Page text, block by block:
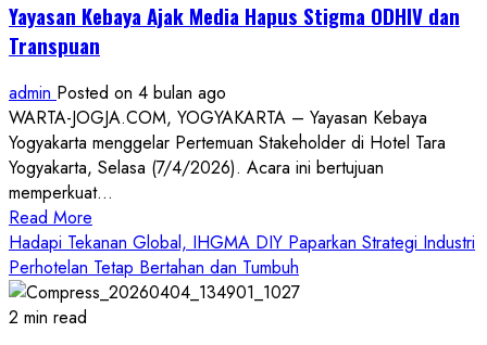
Jaya
Gunungkidul
Makna,
Gelar
Tasyakuran
dan
Doa
Bersama
Yayasan Kebaya Ajak Media Hapus Stigma ODHIV dan
Transpuan
admin Posted on 4 bulan ago
WARTA-JOGJA.COM, YOGYAKARTA – Yayasan Kebaya
Yogyakarta menggelar Pertemuan Stakeholder di Hotel Tara
Yogyakarta, Selasa (7/4/2026). Acara ini bertujuan
memperkuat...
Read More
more
about
Yayasan
Hadapi Tekanan Global, IHGMA DIY Paparkan Strategi Industri
Perhotelan Tetap Bertahan dan Tumbuh
2 min read